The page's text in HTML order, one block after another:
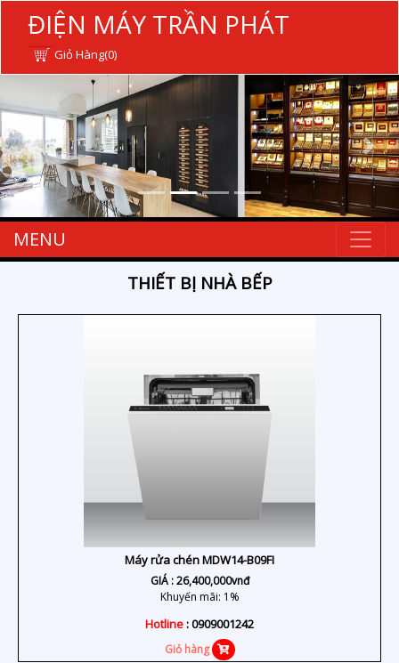
ĐIỆN MÁY TRẦN PHÁT
Giỏ Hàng(0)
MENU
THIẾT BỊ NHÀ BẾP
Máy rửa chén MDW14-B09FI
GIÁ :26,400,000vnđ
Khuyến mãi: 1%
Hotline: 0909001242
Giỏ hàng